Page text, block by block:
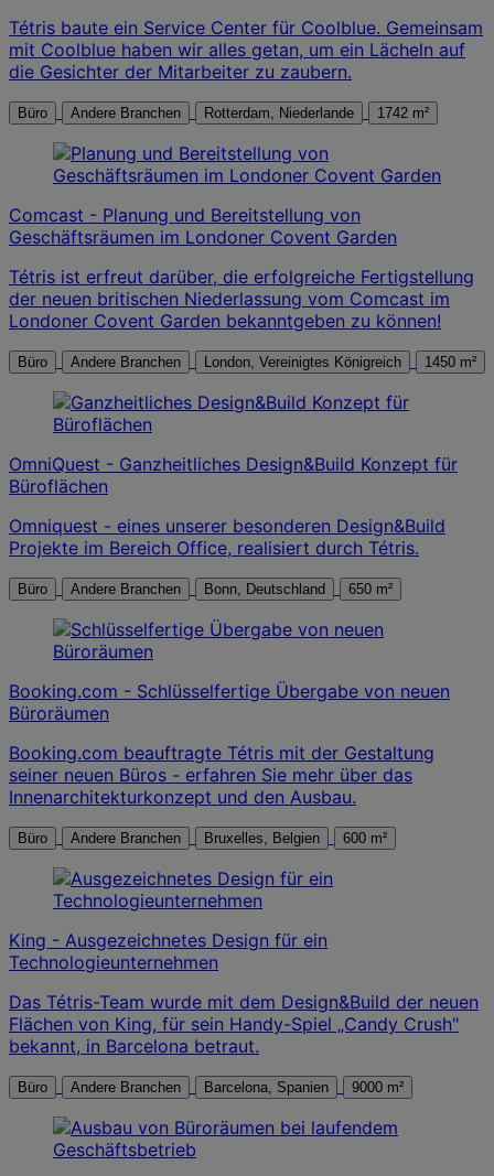
Tétris baute ein Service Center für Coolblue. Gemeinsam
mit Coolblue haben wir alles getan, um ein Lächeln auf
die Gesichter der Mitarbeiter zu zaubern.
Büro Andere Branchen Rotterdam, Niederlande 1742 m²
Comcast - Planung und Bereitstellung von
Geschäftsräumen im Londoner Covent Garden
Tétris ist erfreut darüber, die erfolgreiche Fertigstellung
der neuen britischen Niederlassung vom Comcast im
Londoner Covent Garden bekanntgeben zu können!
Büro Andere Branchen London, Vereinigtes Königreich 1450 m²
OmniQuest - Ganzheitliches Design&Build Konzept für
Büroflächen
Omniquest - eines unserer besonderen Design&Build
Projekte im Bereich Office, realisiert durch Tétris.
Büro Andere Branchen Bonn, Deutschland 650 m²
Booking.com - Schlüsselfertige Übergabe von neuen
Büroräumen
Booking.com beauftragte Tétris mit der Gestaltung
seiner neuen Büros - erfahren Sie mehr über das
Innenarchitekturkonzept und den Ausbau.
Büro Andere Branchen Bruxelles, Belgien 600 m²
King - Ausgezeichnetes Design für ein
Technologieunternehmen
Das Tétris-Team wurde mit dem Design&Build der neuen
Flächen von King, für sein Handy-Spiel „Candy Crush"
bekannt, in Barcelona betraut.
Büro Andere Branchen Barcelona, Spanien 9000 m²